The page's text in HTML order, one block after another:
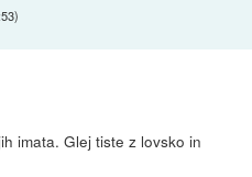
)
imata. Glej tiste z lovsko in